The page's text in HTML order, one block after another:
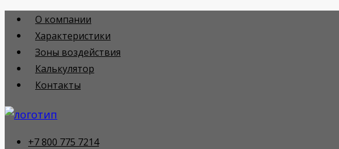
Перейти
содержимому
О компании
Характеристики
Зоны воздействия
Калькулятор
Контакты
+7 800 775 7214